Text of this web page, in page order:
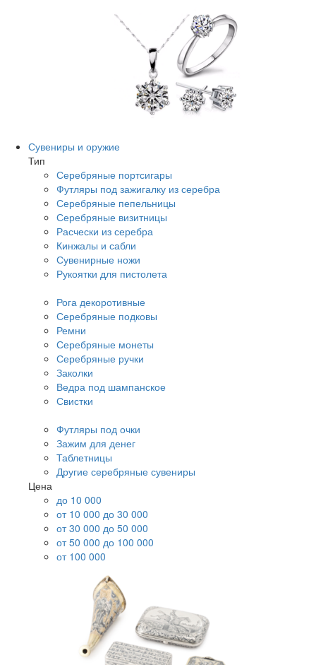
Сувениры и оружие
Тип
Серебряные портсигары
Футляры под зажигалку из серебра
Серебряные пепельницы
Серебряные визитницы
Расчески из серебра
Кинжалы и сабли
Сувенирные ножи
Рукоятки для пистолета
Рога декоротивные
Серебряные подковы
Ремни
Серебряные монеты
Серебряные ручки
Заколки
Ведра под шампанское
Свистки
Футляры под очки
Зажим для денег
Таблетницы
Другие серебряные сувениры
Цена
до 10 000
от 10 000 до 30 000
от 30 000 до 50 000
от 50 000 до 100 000
от 100 000